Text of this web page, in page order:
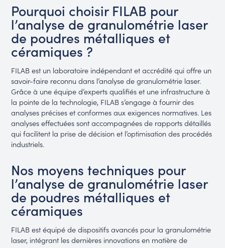
Pourquoi choisir FILAB pour
l’analyse de granulométrie laser
de poudres métalliques et
céramiques ?
FILAB est un laboratoire indépendant et accrédité qui offre un
savoir-faire reconnu dans l’analyse de granulométrie laser.
Grâce à une équipe d’experts qualifiés et une infrastructure à
la pointe de la technologie, FILAB s’engage à fournir des
analyses précises et conformes aux exigences normatives. Les
analyses effectuées sont accompagnées de rapports détaillés
qui facilitent la prise de décision et l’optimisation des procédés
industriels.
Nos moyens techniques pour
l’analyse de granulométrie laser
de poudres métalliques et
céramiques
FILAB est équipé de dispositifs avancés pour la granulométrie
laser, intégrant les dernières innovations en matière de